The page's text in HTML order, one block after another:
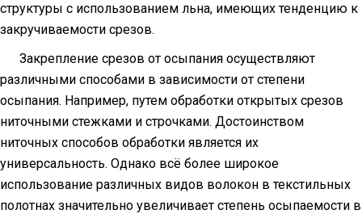
структуры с использованием льна, имеющих тенденцию к
закручиваемости срезов.
Закрепление срезов от осыпания осуществляют
различными способами в зависимости от степени
осыпания. Например, путем обработки открытых срезов
ниточными стежками и строчками. Достоинством
ниточных способов обработки является их
универсальность. Однако всё более широкое
использование различных видов волокон в текстильных
полотнах значительно увеличивает степень осыпаемости в